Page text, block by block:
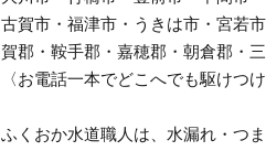
古賀市・福津市・うきは市・宮若
賀郡・鞍手郡・嘉穂郡・朝倉郡・
〈お電話一本でどこへでも駆けつ
ふくおか水道職人は、水漏れ・つ